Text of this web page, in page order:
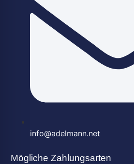
info@adelmann.net
Mögliche Zahlungsarten